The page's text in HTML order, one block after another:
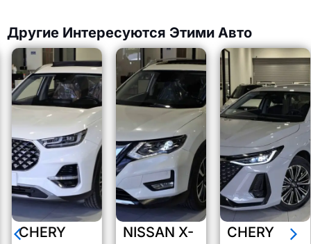
Другие Интересуются Этими Авто
CHERY
NISSAN X-
CHERY